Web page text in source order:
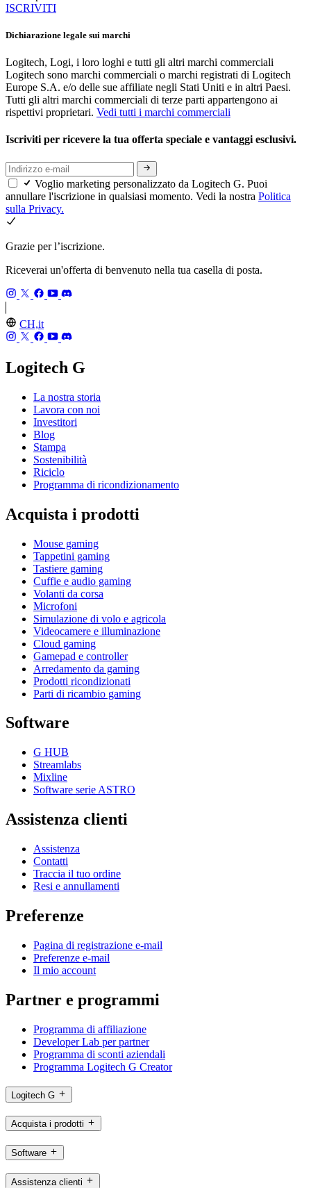
ISCRIVITI
Dichiarazione legale sui marchi
Logitech, Logi, i loro loghi e tutti gli altri marchi commerciali
Logitech sono marchi commerciali o marchi registrati di Logitech
Europe S.A. e/o delle sue affiliate negli Stati Uniti e in altri Paesi.
Tutti gli altri marchi commerciali di terze parti appartengono ai
rispettivi proprietari. Vedi tutti i marchi commerciali
Iscriviti per ricevere la tua offerta speciale e vantaggi esclusivi.
Voglio marketing personalizzato da Logitech G. Puoi
annullare l'iscrizione in qualsiasi momento. Vedi la nostra Politica
sulla Privacy.
Grazie per l’iscrizione.
Riceverai un'offerta di benvenuto nella tua casella di posta.
CH,it
Logitech G
La nostra storia
Lavora con noi
Investitori
Blog
Stampa
Sostenibilità
Riciclo
Programma di ricondizionamento
Acquista i prodotti
Mouse gaming
Tappetini gaming
Tastiere gaming
Cuffie e audio gaming
Volanti da corsa
Microfoni
Simulazione di volo e agricola
Videocamere e illuminazione
Cloud gaming
Gamepad e controller
Arredamento da gaming
Prodotti ricondizionati
Parti di ricambio gaming
Software
G HUB
Streamlabs
Mixline
Software serie ASTRO
Assistenza clienti
Assistenza
Contatti
Traccia il tuo ordine
Resi e annullamenti
Preferenze
Pagina di registrazione e-mail
Preferenze e-mail
Il mio account
Partner e programmi
Programma di affiliazione
Developer Lab per partner
Programma di sconti aziendali
Programma Logitech G Creator
Logitech G
Acquista i prodotti
Software
Assistenza clienti